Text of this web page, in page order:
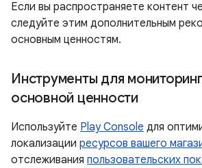
Если вы распространяете контент
следуйте этим дополнительным
основным ценностям.
Инструменты для
основной ценности
Используйте Play Console для
локализации ресурсов вашего
отслеживания пользовательских